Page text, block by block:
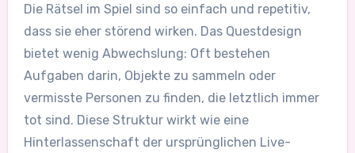
Die Rätsel im Spiel sind so einfach und repetitiv,
dass sie eher störend wirken. Das Questdesign
bietet wenig Abwechslung: Oft bestehen
Aufgaben darin, Objekte zu sammeln oder
vermisste Personen zu finden, die letztlich immer
tot sind. Diese Struktur wirkt wie eine
Hinterlassenschaft der ursprünglichen Live-